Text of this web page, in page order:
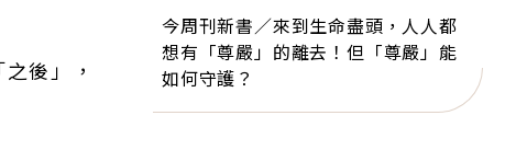
後」，
今周刊新書／來到生命盡頭，人人都
想有「尊嚴」的離去！但「尊嚴」能
如何守護？